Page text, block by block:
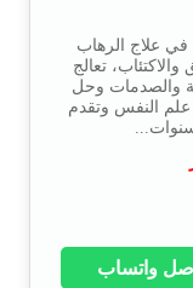
علاج الرهاب
تعالج
والصدمات وحل
علم النفس وتقدم
واتساب